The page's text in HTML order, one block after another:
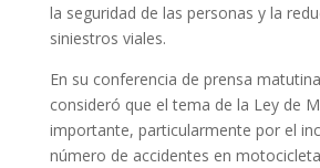
la seguridad de las personas y la
siniestros viales.
En su conferencia de prensa
consideró que el tema de la Ley de
importante, particularmente por el
número de accidentes en